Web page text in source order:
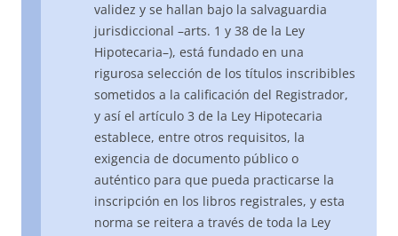
validez y se hallan bajo la salvaguardia
jurisdiccional –arts. 1 y 38 de la Ley
Hipotecaria–), está fundado en una
rigurosa selección de los títulos inscribibles
sometidos a la calificación del Registrador,
y así el artículo 3 de la Ley Hipotecaria
establece, entre otros requisitos, la
exigencia de documento público o
auténtico para que pueda practicarse la
inscripción en los libros registrales, y esta
norma se reitera a través de toda la Ley